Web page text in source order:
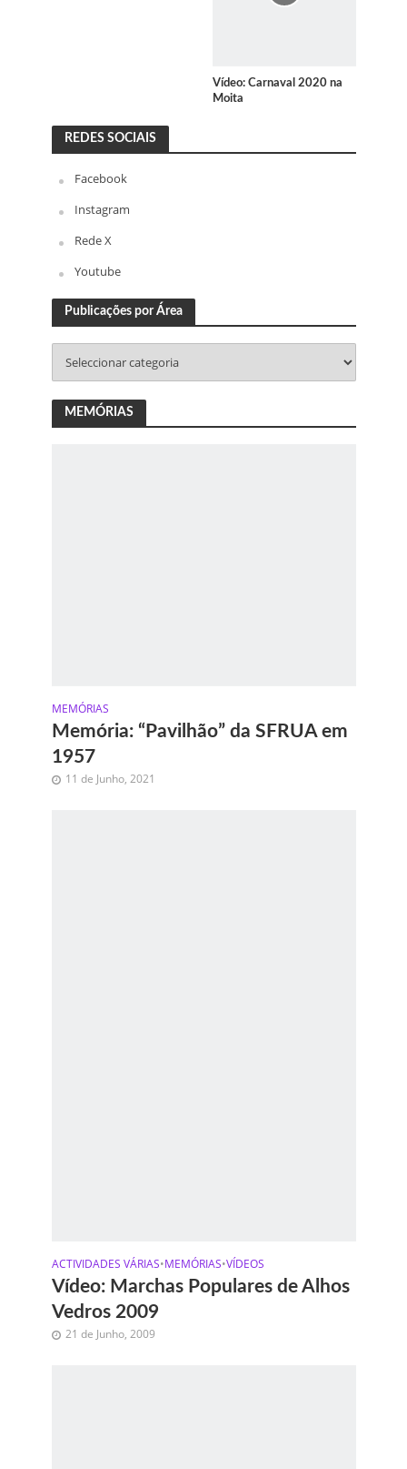
Vídeo: Carnaval 2020 na
Moita
REDES SOCIAIS
Facebook
Instagram
Rede X
Youtube
Publicações por Área
MEMÓRIAS
MEMÓRIAS
Memória: “Pavilhão” da SFRUA em
1957
11 de Junho, 2021
ACTIVIDADES VÁRIAS•MEMÓRIAS•VÍDEOS
Vídeo: Marchas Populares de Alhos
Vedros 2009
21 de Junho, 2009